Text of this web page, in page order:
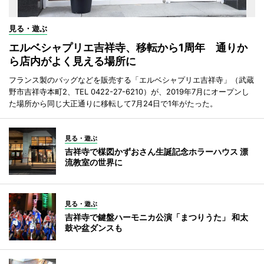
見る・遊ぶ
エルベシャプリエ吉祥寺、移転から1周年 通りか
ら店内がよく見える場所に
フランス製のバッグなどを販売する「エルベシャプリエ吉祥寺」（武蔵
野市吉祥寺本町2、TEL 0422-27-6210）が、2019年7月にオープンし
た場所から同じ大正通りに移転して7月24日で1年がたった。
見る・遊ぶ
吉祥寺で楳図かずおさん生誕記念ホラーハウス 漂
流教室の世界に
見る・遊ぶ
吉祥寺で鍵盤ハーモニカ公演「まつりうた」 和太
鼓や盆ダンスも